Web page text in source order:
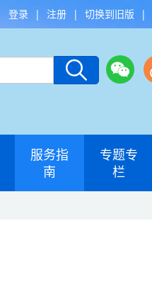
登录 | 注册 | 切换到旧版 |
服务指
南
专题专
栏